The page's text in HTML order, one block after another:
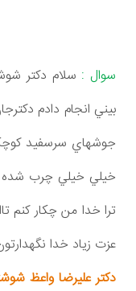
سوال :
بيني انجام دادم
جوشهاي سرسفيد
خيلي خيلي چرب شده
ترا خدا من چكار كنم
عزت زياد خدا
دکتر علیرضا واعظ